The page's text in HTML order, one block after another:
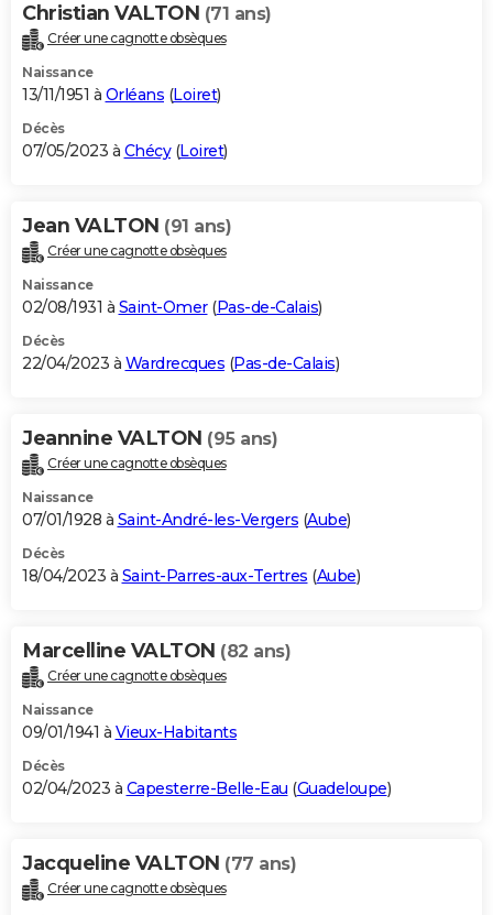
Christian VALTON (71 ans)
Créer une cagnotte obsèques
Naissance
13/11/1951 à Orléans (Loiret)
Décès
07/05/2023 à Chécy(Loiret)
Jean VALTON (91 ans)
Créer une cagnotte obsèques
Naissance
02/08/1931 à Saint-Omer(Pas-de-Calais)
Décès
22/04/2023 à Wardrecques (Pas-de-Calais)
Jeannine VALTON (95 ans)
Créer une cagnotte obsèques
Naissance
07/01/1928 à Saint-André-les-Vergers (Aube)
Décès
18/04/2023 à Saint-Parres-aux-Tertres (Aube)
Marcelline VALTON (82 ans)
Créer une cagnotte obsèques
Naissance
09/01/1941 à Vieux-Habitants
Décès
02/04/2023 à Capesterre-Belle-Eau (Guadeloupe)
Jacqueline VALTON (77 ans)
Créer une cagnotte obsèques